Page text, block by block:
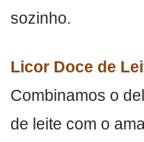
sozinho.
Licor Doce de
Combinamos o
de leite com o